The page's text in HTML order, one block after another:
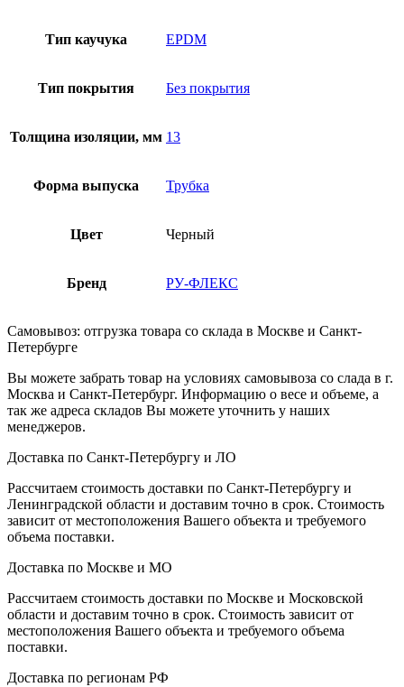
Тип каучука EPDM
Тип покрытия Без покрытия
Толщина изоляции, мм 13
Форма выпуска Трубка
Цвет Черный
Бренд РУ-ФЛЕКС
Самовывоз: отгрузка товара со склада в Москве и Санкт-
Петербурге
Вы можете забрать товар на условиях самовывоза со слада в г.
Москва и Санкт-Петербург. Информацию о весе и объеме, а
так же адреса складов Вы можете уточнить у наших
менеджеров.
Доставка по Санкт-Петербургу и ЛО
Рассчитаем стоимость доставки по Санкт-Петербургу и
Ленинградской области и доставим точно в срок. Стоимость
зависит от местоположения Вашего объекта и требуемого
объема поставки.
Доставка по Москве и МО
Рассчитаем стоимость доставки по Москве и Московской
области и доставим точно в срок. Стоимость зависит от
местоположения Вашего объекта и требуемого объема
поставки.
Доставка по регионам РФ